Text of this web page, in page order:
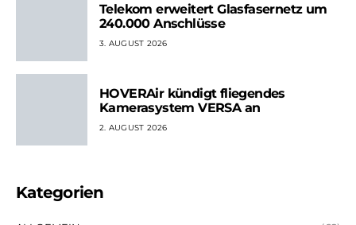
Telekom erweitert Glasfasernetz um
240.000 Anschlüsse
3. AUGUST 2026
HOVERAir kündigt fliegendes
Kamerasystem VERSA an
2. AUGUST 2026
Kategorien